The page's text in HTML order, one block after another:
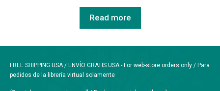
Read more
FREE SHIPPING USA / ENVÍO GRATIS USA - For web-store orders only / Para
pedidos de la librería virtual solamente